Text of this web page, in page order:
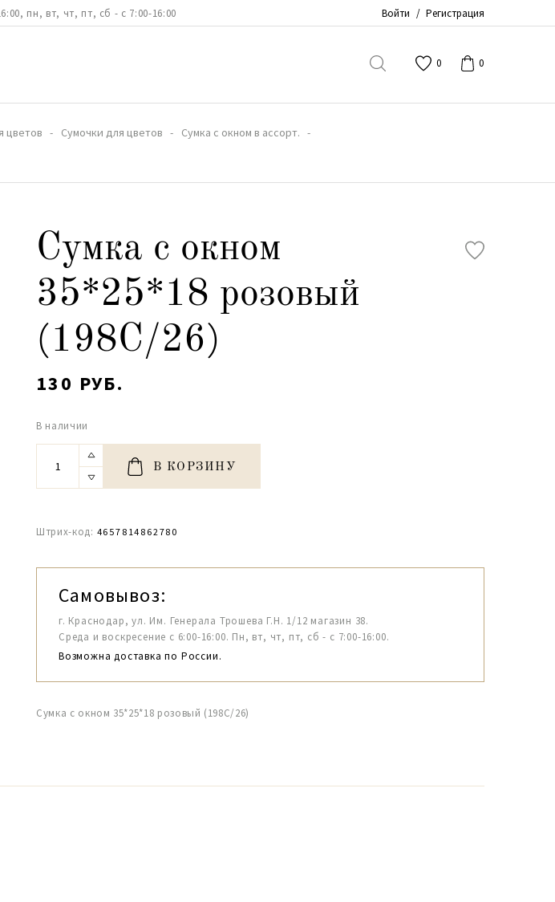
пн, вт, чт, пт, сб - с 7:00-16:00 Войти / Регистрация
0 0
цветов Сумочки для цветов
Сумка с окном в ассорт.
Сумка с окном
35*25*18 розовый
(198C/26)
130 РУБ.
В наличии
В КОРЗИНУ
Штрих-код: 4657814862780
Самовывоз:
г. Краснодар, ул. Им. Генерала Трошева Г.Н. 1/12 магазин 38.
Среда и воскресение с 6:00-16:00. Пн, вт, чт, пт, сб - с 7:00-16:00.
Возможна доставка по России.
Сумка с окном 35*25*18 розовый (198C/26)